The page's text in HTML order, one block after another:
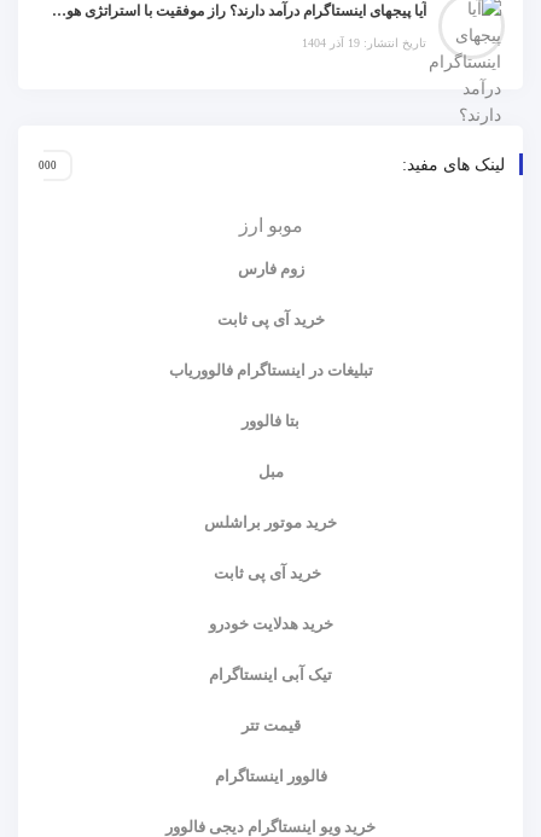
آیا پیجهای اینستاگرام درآمد دارند؟ راز موفقیت با استراتژی هوشمندانه
تاریخ انتشار: 19 آذر 1404
لینک های مفید:
موبو ارز
زوم فارس
خرید آی پی ثابت
تبلیغات در اینستاگرام فالووریاب
بتا فالوور
مبل
خرید موتور براشلس
خرید آی پی ثابت
خرید هدلایت خودرو
تیک آبی اینستاگرام
قیمت تتر
فالوور اینستاگرام
خرید ویو اینستاگرام دیجی فالوور